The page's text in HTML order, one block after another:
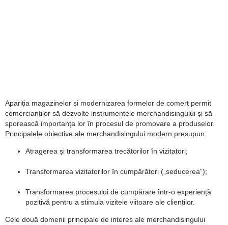
Apariția magazinelor și modernizarea formelor de comerț permit
comercianților să dezvolte instrumentele merchandisingului și să
sporească importanța lor în procesul de promovare a produselor.
Principalele obiective ale merchandisingului modern presupun:
Atragerea și transformarea trecătorilor în vizitatori;
Transformarea vizitatorilor în cumpărători („seducerea”);
Transformarea procesului de cumpărare într-o experiență
pozitivă pentru a stimula vizitele viitoare ale clienților.
Cele două domenii principale de interes ale merchandisingului